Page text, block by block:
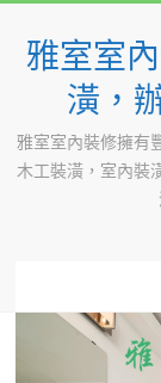
content
雅室室
潢，
雅室室內裝修擁有
木工裝潢，室內裝